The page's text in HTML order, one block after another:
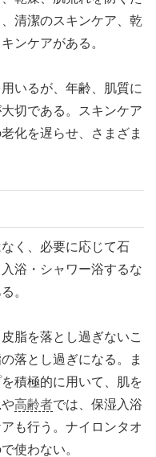
清潔のスキンケア、乾
ンケアがある。
いるが、年齢、肌質に
切である。スキンケア
化を遅らせ、さまざま
く、必要に応じて石
浴・シャワー浴するな
。
脂を落とし過ぎないこ
落とし過ぎになる。ま
積極的に用いて、肌を
高齢者では、保湿入浴
も行う。ナイロンタオ
使わない。